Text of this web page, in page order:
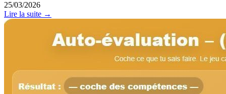
25/03/2026
Lire la suite →